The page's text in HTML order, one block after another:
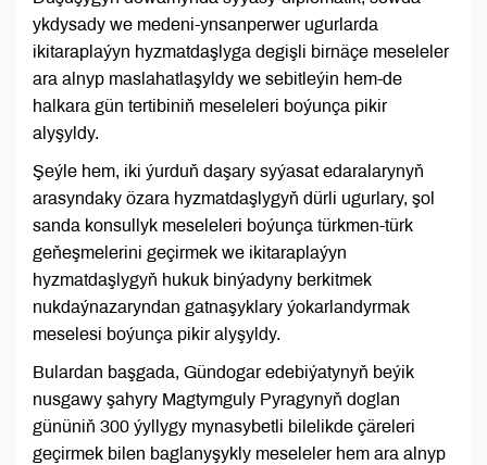
ykdysady we medeni-ynsanperwer ugurlarda
ikitaraplaýyn hyzmatdaşlyga degişli birnäçe meseleler
ara alnyp maslahatlaşyldy we sebitleýin hem-de
halkara gün tertibiniň meseleleri boýunça pikir
alyşyldy.
Şeýle hem, iki ýurduň daşary syýasat edaralarynyň
arasyndaky özara hyzmatdaşlygyň dürli ugurlary, şol
sanda konsullyk meseleleri boýunça türkmen-türk
geňeşmelerini geçirmek we ikitaraplaýyn
hyzmatdaşlygyň hukuk binýadyny berkitmek
nukdaýnazaryndan gatnaşyklary ýokarlandyrmak
meselesi boýunça pikir alyşyldy.
Bulardan başgada, Gündogar edebiýatynyň beýik
nusgawy şahyry Magtymguly Pyragynyň doglan
gününiň 300 ýyllygy mynasybetli bilelikde çäreleri
geçirmek bilen baglanyşykly meseleler hem ara alnyp